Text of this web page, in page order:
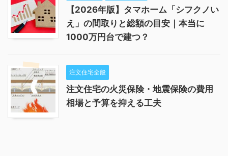
【2026年版】タマホーム「シフクノい
え」の間取りと総額の目安｜本当に
1000万円台で建つ？
注文住宅全般
注文住宅の火災保険・地震保険の費用
相場と予算を抑える工夫